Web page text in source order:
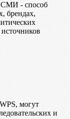
СМИ - способ
брендах,
могут
и